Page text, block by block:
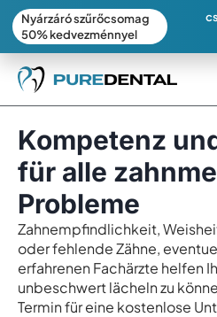
Kompetenz
für alle
Probleme
Zahnempfindlichkeit,
oder fehlende Zähne,
erfahrenen Fachärzte helfen
unbeschwert lächeln zu
Termin für eine kostenlose
Nyárzáró szűrőcsomag
50% kedvezménnyel